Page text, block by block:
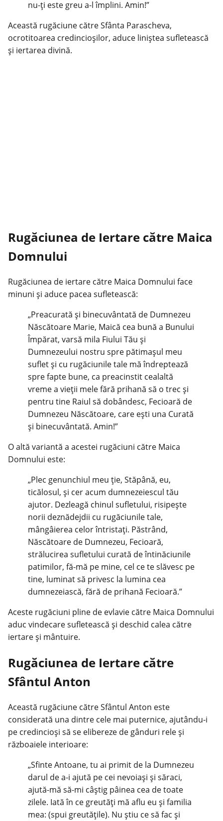
nu-ți este greu a-l împlini. Amin!”
Această rugăciune către Sfânta Parascheva,
ocrotitoarea credincioșilor, aduce liniștea sufletească
și iertarea divină.
Rugăciunea de Iertare către Maica
Domnului
Rugăciunea de iertare către Maica Domnului face
minuni și aduce pacea sufletească:
„Preacurată și binecuvântată de Dumnezeu
Născătoare Marie, Maică cea bună a Bunului
Împărat, varsă mila Fiului Tău și
Dumnezeului nostru spre pătimașul meu
suflet și cu rugăciunile tale mă îndreptează
spre fapte bune, ca preacinstit cealaltă
vreme a vieții mele fără prihană să o trec și
pentru tine Raiul să dobândesc, Fecioară de
Dumnezeu Născătoare, care ești una Curată
și binecuvântată. Amin!”
O altă variantă a acestei rugăciuni către Maica
Domnului este:
„Plec genunchiul meu ție, Stăpână, eu,
ticălosul, și cer acum dumnezeiescul tău
ajutor. Dezleagă chinul sufletului, risipește
norii deznădejdii cu rugăciunile tale,
mângâierea celor întristați. Păstrând,
Născătoare de Dumnezeu, Fecioară,
strălucirea sufletului curată de întinăciunile
patimilor, fă-mă pe mine, cel ce te slăvesc pe
tine, luminat să privesc la lumina cea
dumnezeiască, fără de prihană Fecioară.”
Aceste rugăciuni pline de evlavie către Maica Domnului
aduc vindecare sufletească și deschid calea către
iertare și mântuire.
Rugăciunea de Iertare către
Sfântul Anton
Această rugăciune către Sfântul Anton este
considerată una dintre cele mai puternice, ajutându-i
pe credincioși să se elibereze de gânduri rele și
războaiele interioare:
„Sfinte Antoane, tu ai primit de la Dumnezeu
darul de a-i ajută pe cei nevoiași și săraci,
ajută-mă să-mi câștig pâinea cea de toate
zilele. Iată în ce greutăți mă aflu eu și familia
mea: (spui greutățile). Nu știu ce să fac și